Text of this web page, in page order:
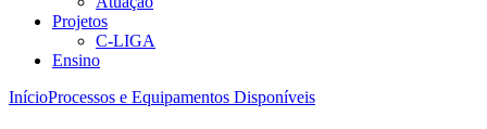
Projetos
C-LIGA
Ensino
InícioProcessos e Equipamentos Disponíveis